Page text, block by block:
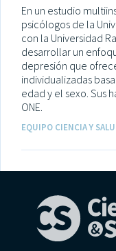
En un estudio
psicólogos de la
con la Universidad
desarrollar un
depresión que
individualizadas
edad y el sexo. Sus
ONE.
EQUIPO CIENCIA Y